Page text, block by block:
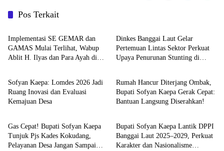
Pos Terkait
Berita Utama
Implementasi SE GEMAR dan
GAMAS Mulai Terlihat, Wabup
Ablit H. Ilyas dan Para Ayah di
Dinkes Banggai Laut Gelar
Pertemuan Lintas Sektor Perkuat
Upaya Penurunan Stunting di
Berita Utama
Sofyan Kaepa: Lomdes 2026 Jadi
Ruang Inovasi dan Evaluasi
Kemajuan Desa
Berita Utama
Rumah Hancur Diterjang Ombak,
Bupati Sofyan Kaepa Gerak Cepat:
Bantuan Langsung Diserahkan!
Berita Utama
Gas Cepat! Bupati Sofyan Kaepa
Tunjuk Pjs Kades Kokudang,
Pelayanan Desa Jangan Sampai
Berita Utama
Bupati Sofyan Kaepa Lantik DPPI
Banggai Laut 2025–2029, Perkuat
Karakter dan Nasionalisme